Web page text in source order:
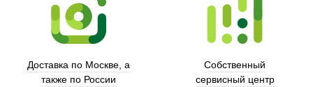
Доставка по Москве, а
также по России
Собственный
сервисный центр